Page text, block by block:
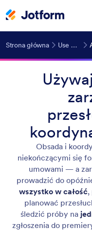
Strona główna Use Cases
Obsada i
niekończącymi się
umowami — a
prowadzić do
wszystko w całość,
planować
śledzić próby na
zgłoszenia do